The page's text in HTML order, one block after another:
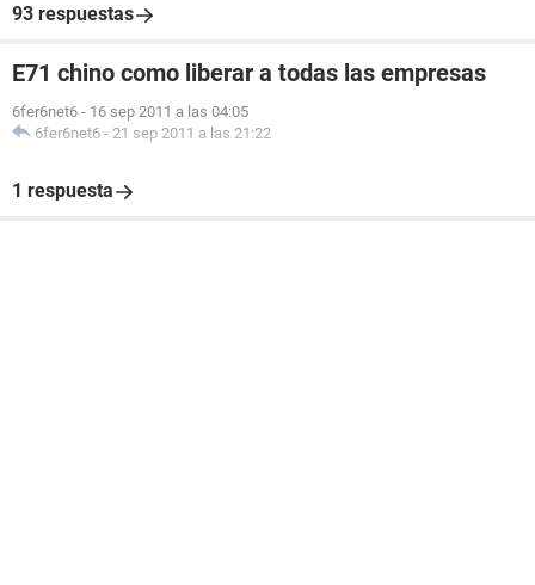
93 respuestas
E71 chino como liberar a todas las empresas
6fer6net6 - 16 sep 2011 a las 04:05
6fer6net6 - 21 sep 2011 a las 21:22
1 respuesta